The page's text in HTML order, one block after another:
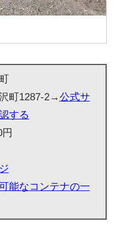
町1287-2→公式サ
する
能なコンテナの一